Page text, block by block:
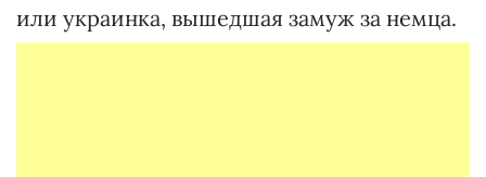
или украинка, вышедшая замуж за немца.